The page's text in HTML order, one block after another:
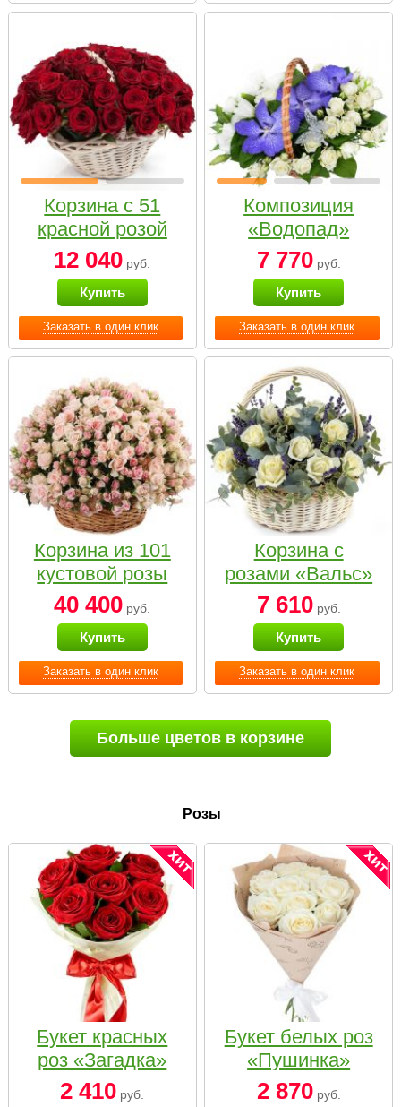
Заказать в один клик
Корзина с 51
красной розой
12 040 руб.
Купить
Заказать в один клик
Композиция
«Водопад»
7 770руб.
Купить
Заказать в один клик
Корзина из 101
кустовой розы
нежных тонов
40 400 руб.
Купить
Заказать в один клик
Корзина с
розами «Вальс»
7 610руб.
Купить
Больше цветов в корзине
Розы
Букет красных
роз «Загадка»
2 410 руб.
Букет белых роз
«Пушинка»
2 870руб.